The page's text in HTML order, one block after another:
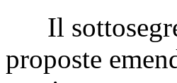
Il
proposte